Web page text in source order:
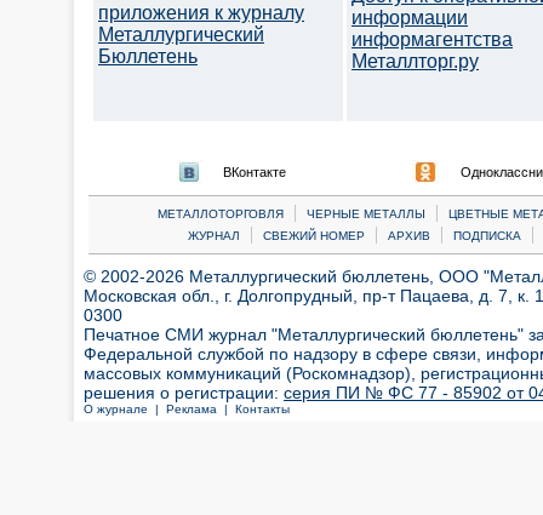
приложения к журналу
Металлургический
Бюллетень
информации
информагентства
Металлторг.ру
ВКонтакте
МЕТАЛЛОТОРГОВЛЯ | ЧЕРНЫЕ МЕТАЛЛЫ |
ЦВЕТНЫЕ
ЖУРНАЛ
| СВЕЖИЙ НОМЕР | АРХИВ | ПОДПИСКА |
© 2002-2026 Металлургический бюллетень, ООО
Московская обл., г. Долгопрудный, пр-т Пацаева, д. 7,
0300
Печатное СМИ журнал "Металлургический бюллетень"
Федеральной службой по надзору в сфере связи,
массовых коммуникаций (Роскомнадзор),
решения о регистрации: серия ПИ № ФС 77 - 85902 от 04
О журнале | Реклама | Контакты